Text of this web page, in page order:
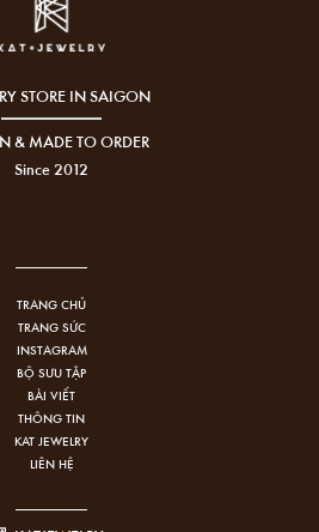
STORE IN SAIGON
& MADE TO ORDER
Since 2012
TRANG CHỦ
TRANG SỨC
INSTAGRAM
BỘ SƯU TẬP
BÀI VIẾT
THÔNG TIN
KAT JEWELRY
LIÊN HỆ